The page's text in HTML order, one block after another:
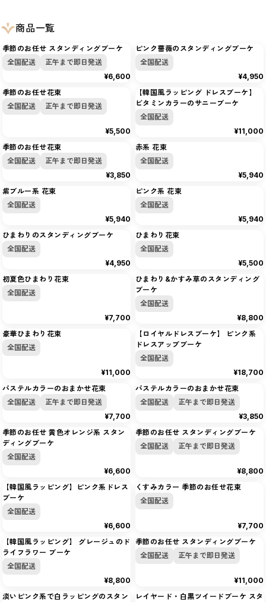
商品一覧
季節のお任せ スタンディングブーケ
全国配送
正午まで即日発送
¥6,600
ピンク薔薇のスタンディングブーケ
全国配送
¥4,950
季節のお任せ花束
全国配送
正午まで即日発送
¥5,500
【韓国風ラッピング ドレスブーケ】
ビタミンカラーのサニーブーケ
全国配送
¥11,000
季節のお任せ花束
全国配送
正午まで即日発送
¥3,850
赤系 花束
全国配送
¥5,940
紫ブルー系 花束
全国配送
¥5,940
ピンク系 花束
全国配送
¥5,940
ひまわりのスタンディングブーケ
全国配送
¥4,950
ひまわり花束
全国配送
¥5,500
初夏色ひまわり花束
全国配送
¥7,700
ひまわり&かすみ草のスタンディング
ブーケ
全国配送
¥8,800
豪華ひまわり花束
全国配送
¥11,000
【ロイヤルドレスブーケ】 ピンク系
ドレスアップブーケ
全国配送
¥18,700
パステルカラーのおまかせ花束
全国配送
正午まで即日発送
¥7,700
パステルカラーのおまかせ花束
全国配送
正午まで即日発送
¥3,850
季節のお任せ 黄色オレンジ系 スタン
ディングブーケ
全国配送
¥6,600
季節のお任せ スタンディングブーケ
全国配送
正午まで即日発送
¥8,800
【韓国風ラッピング】ピンク系ドレス
ブーケ
全国配送
¥6,600
くすみカラー 季節のお任せ花束
全国配送
¥7,700
【韓国風ラッピング】 グレージュのド
ライフラワー ブーケ
全国配送
¥8,800
季節のお任せ スタンディングブーケ
全国配送
正午まで即日発送
¥11,000
淡いピンク系で白ラッピングのスタン
レイヤード・白黒ツイードブーケ スタ